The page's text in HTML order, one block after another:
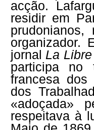
acção.
residir em
prudonianos,
organizador.
jornal La
participa no
francesa dos
dos
«adoçada»
respeitava à